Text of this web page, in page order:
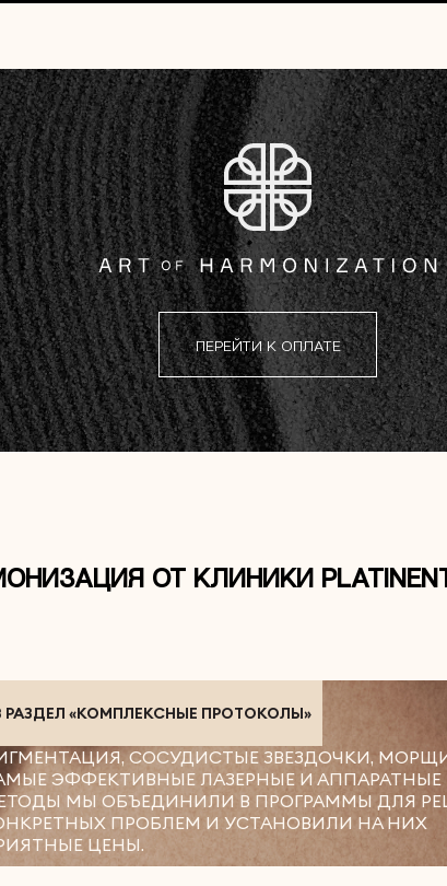
ПЕРЕЙТИ К ОПЛАТЕ
ОТ КЛИНИКИ
РАЗДЕЛ «КОМПЛЕКСНЫЕ ПРОТОКОЛЫ»
СОСУДИСТЫЕ ЗВЕЗДОЧКИ,
ЭФФЕКТИВНЫЕ ЛАЗЕРНЫЕ И АППАРАТНЫЕ
МЫ ОБЪЕДИНИЛИ В ПРОГРАММЫ ДЛЯ
ПРОБЛЕМ И УСТАНОВИЛИ НА НИХ
ЦЕНЫ.